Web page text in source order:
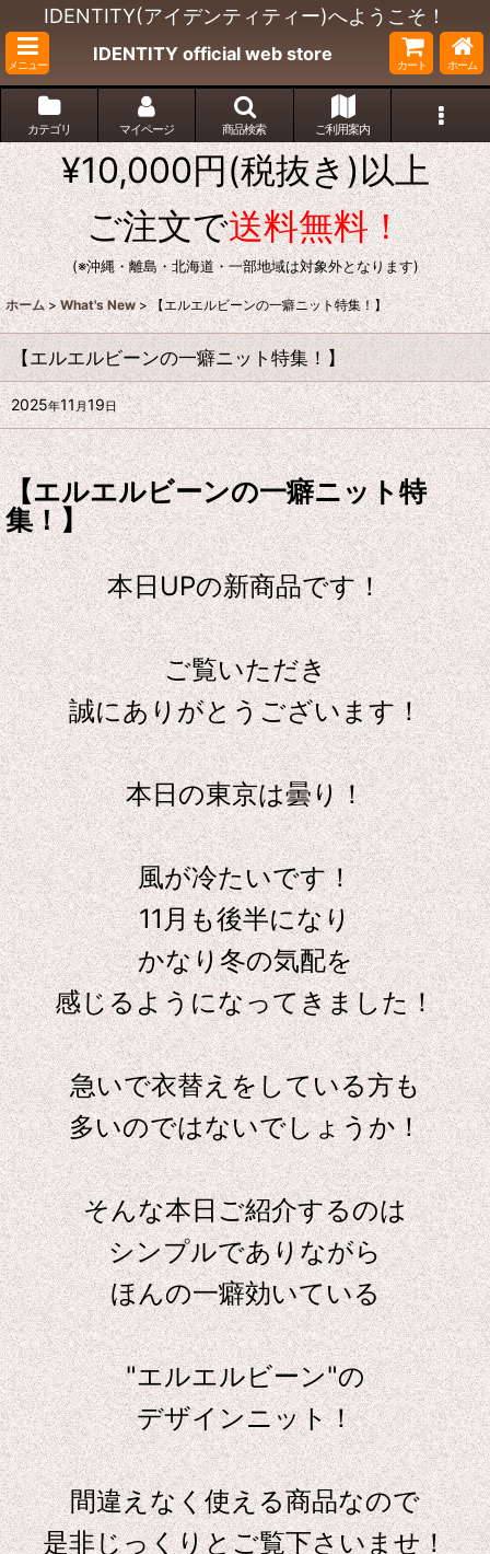
IDENTITY(アイデンティティー)へようこそ！
メニュー
IDENTITY official web store
カート ホーム
カテゴリ マイページ 商品検索 ご利用案内
¥10,000円(税抜き)以上
ご注文で送料無料！
(※沖縄・離島・北海道・一部地域は対象外となります)
ホーム > What's New > 【エルエルビーンの一癖ニット特集！】
【エルエルビーンの一癖ニット特集！】
2025年11月19日
【エルエルビーンの一癖ニット特
集！】
本日UPの新商品です！
ご覧いただき
誠にありがとうございます！
本日の東京は曇り！
風が冷たいです！
11月も後半になり
かなり冬の気配を
感じるようになってきました！
急いで衣替えをしている方も
多いのではないでしょうか！
そんな本日ご紹介するのは
シンプルでありながら
ほんの一癖効いている
"エルエルビーン"の
デザインニット！
間違えなく使える商品なので
是非じっくりとご覧下さいませ！